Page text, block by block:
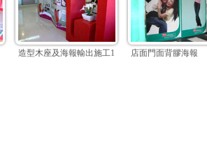
造型木座及海報輸出施工1 店面門面背膠海報